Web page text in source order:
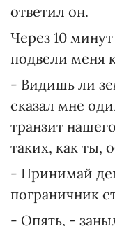
ответил он.
Через 10
подвели меня
- Видишь ли
сказал мне
транзит
таких, как ты,
- Принимай
пограничник
- Опять, -